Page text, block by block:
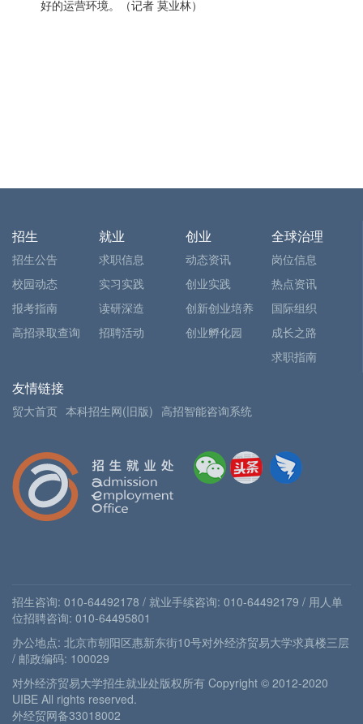
好的运营环境。（记者 莫业林）
招生
招生公告
校园动态
报考指南
高招录取查询
就业
求职信息
实习实践
读研深造
招聘活动
创业
动态资讯
创业实践
创新创业培养
创业孵化园
全球治理
岗位信息
热点资讯
国际组织
成长之路
求职指南
友情链接
贸大首页 本科招生网(旧版) 高招智能咨询系统
招生咨询: 010-64492178 / 就业手续咨询: 010-64492179 / 用人单
位招聘咨询: 010-64495801
办公地点: 北京市朝阳区惠新东街10号对外经济贸易大学求真楼三层
/ 邮政编码: 100029
对外经济贸易大学招生就业处版权所有 Copyright © 2012-2020
UIBE All rights reserved.
外经贸网备33018002